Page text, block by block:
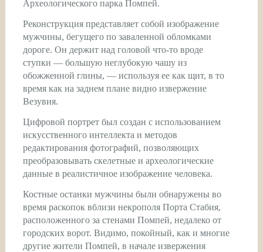
Археологического парка Помпей.
Реконструкция представляет собой изображение
мужчины, бегущего по заваленной обломками
дороге. Он держит над головой что-то вроде
ступки — большую неглубокую чашу из
обожженной глины, — используя ее как щит, в то
время как на заднем плане видно извержение
Везувия.
Цифровой портрет был создан с использованием
искусственного интеллекта и методов
редактирования фотографий, позволяющих
преобразовывать скелетные и археологические
данные в реалистичное изображение человека.
Костные останки мужчины были обнаружены во
время раскопок вблизи некрополя Порта Стабия,
расположенного за стенами Помпей, недалеко от
городских ворот. Видимо, покойный, как и многие
другие жители Помпей, в начале извержения